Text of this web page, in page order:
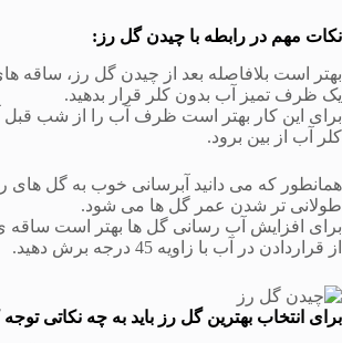
نکات مهم در رابطه با چیدن گل رز:
بهتر است بلافاصله بعد از چیدن گل رز، ساقه
یک ظرف تمیز آب بدون کلر قرار بدهید.
برای این کار بهتر است ظرف آب را از شب قبل
کلر آب از بین برود.
همانطور که می دانید آبرسانی خوب به گل های
طولانی تر شدن عمر گل ها می شود.
برای افزایش آب رسانی گل ها بهتر است ساقه
از قراردادن در آب با زاویه 45 درجه برش دهید.
برای انتخاب بهترین گل رز باید به چه نکاتی